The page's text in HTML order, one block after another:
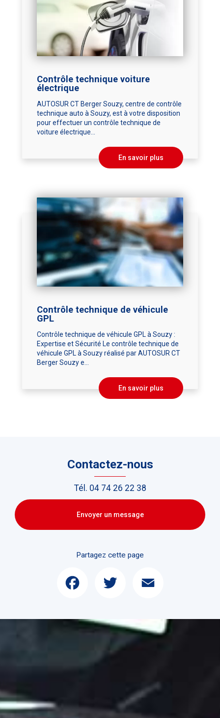
Contrôle technique voiture
électrique
AUTOSUR CT Berger Souzy, centre de contrôle
technique auto à Souzy, est à votre disposition
pour effectuer un contrôle technique de
voiture électrique...
En savoir plus
Contrôle technique de véhicule
GPL
Contrôle technique de véhicule GPL à Souzy :
Expertise et Sécurité Le contrôle technique de
véhicule GPL à Souzy réalisé par AUTOSUR CT
Berger Souzy e...
En savoir plus
Contactez-nous
Tél. 04 74 26 22 38
Envoyer un message
Partagez cette page